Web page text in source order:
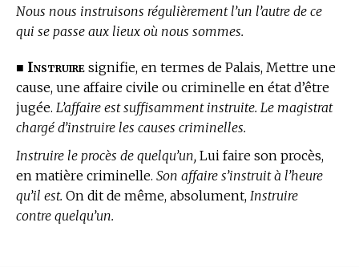
Nous nous instruisons régulièrement l’un l’autre de ce
qui se passe aux lieux où nous sommes.
■ Instruire signifie, en termes de Palais, Mettre une
cause, une affaire civile ou criminelle en état d’être
jugée. L’affaire est suffisamment instruite. Le magistrat
chargé d’instruire les causes criminelles.
Instruire le procès de quelqu’un, Lui faire son procès,
en matière criminelle. Son affaire s’instruit à l’heure
qu’il est. On dit de même, absolument, Instruire
contre quelqu’un.